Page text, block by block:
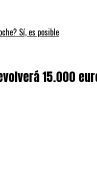
Sí, es posible
15.000